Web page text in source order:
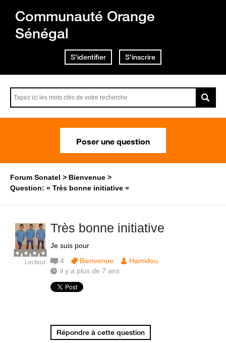
Communauté Orange
Sénégal
S'identifier S'inscrire
Poser une question
Forum Sonatel
Bienvenue
Question: « Très bonne initiative »
Très bonne initiative
Je suis pour
Lecteur 4 Bienvenue
Hamidou
il y a plus de 7 ans
Répondre à cette question